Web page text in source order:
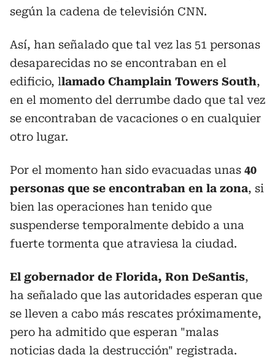
según la cadena de televisión CNN.
Así, han señalado que tal vez las 51 personas
desaparecidas no se encontraban en el
edificio, llamado Champlain Towers South,
en el momento del derrumbe dado que tal vez
se encontraban de vacaciones o en cualquier
otro lugar.
Por el momento han sido evacuadas unas 40
personas que se encontraban en la zona, si
bien las operaciones han tenido que
suspenderse temporalmente debido a una
fuerte tormenta que atraviesa la ciudad.
El gobernador de Florida, Ron DeSantis,
ha señalado que las autoridades esperan que
se lleven a cabo más rescates próximamente,
pero ha admitido que esperan "malas
noticias dada la destrucción" registrada.